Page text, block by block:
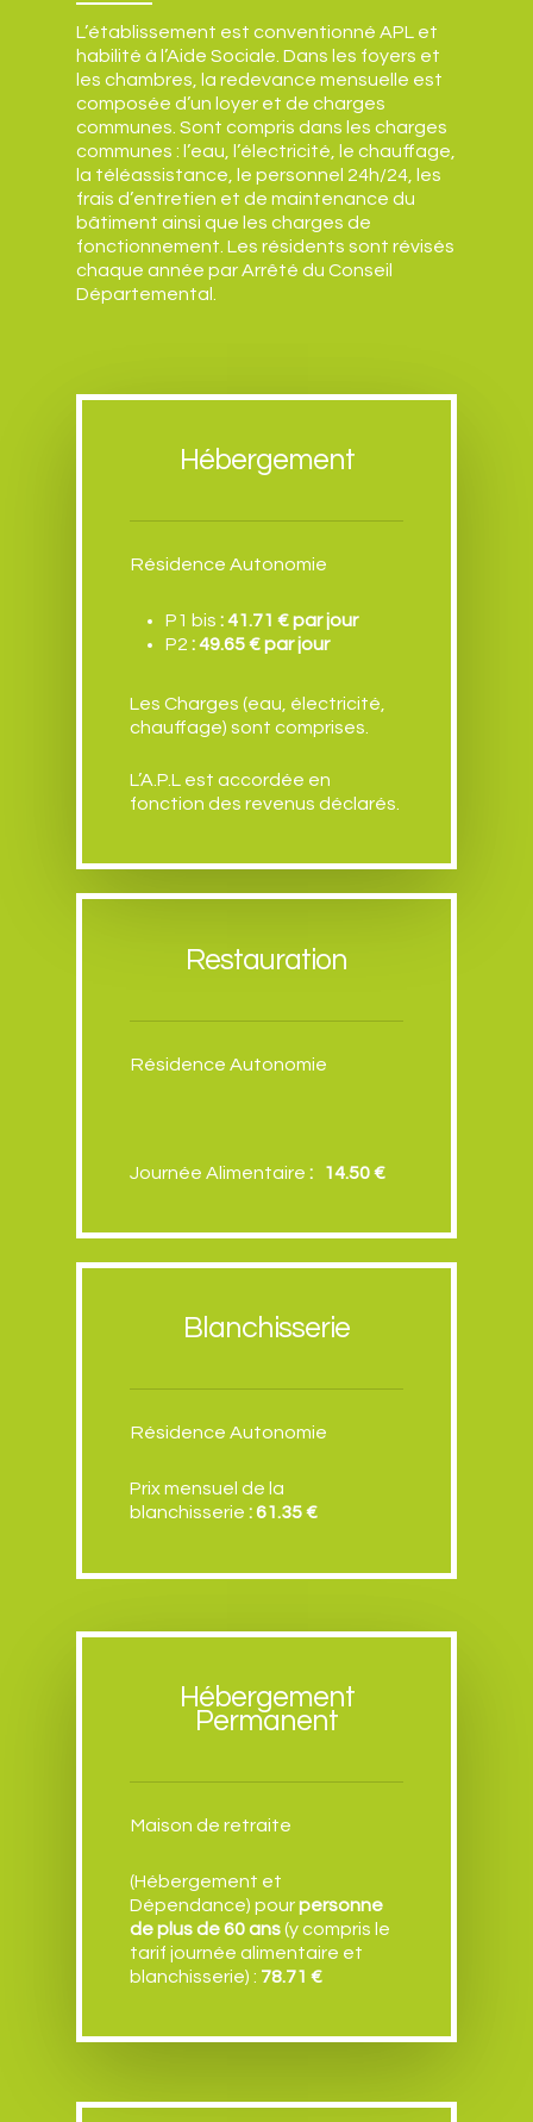
L’établissement est conventionné APL et
habilité à l’Aide Sociale. Dans les foyers et
les chambres, la redevance mensuelle est
composée d’un loyer et de charges
communes. Sont compris dans les charges
communes : l’eau, l’électricité, le chauffage,
la téléassistance, le personnel 24h/24, les
frais d’entretien et de maintenance du
bâtiment ainsi que les charges de
fonctionnement. Les résidents sont révisés
chaque année par Arrêté du Conseil
Départemental.
Hébergement
Résidence Autonomie
P1 bis: 41.71 € par jour
P2: 49.65 € par jour
Les Charges (eau, électricité,
chauffage) sont comprises.
L’A.P.L est accordée en
fonction des revenus déclarés.
Restauration
Résidence Autonomie
Journée Alimentaire : 14.50 €
Blanchisserie
Résidence Autonomie
Prix mensuel de la
blanchisserie : 61.35 €
Hébergement
Permanent
Maison de retraite
(Hébergement et
Dépendance) pourpersonne
de plus de 60 ans(y compris le
tarif journée alimentaire et
blanchisserie) : 78.71 €
Accueil
Maison de retraite
Les élus
Plan d’eau
Parc National des
Hébergements
Infos Pratiques
Services
Artisans et
Urbanisme